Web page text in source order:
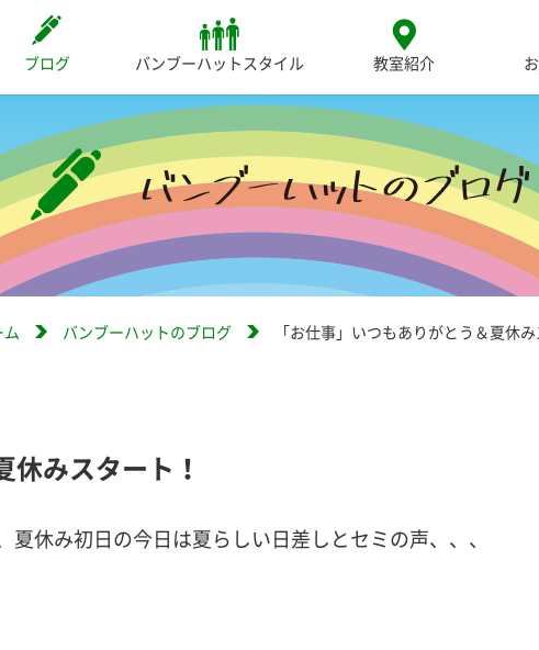
ブログ バンブーハットスタイル 教室紹介
ム バンブーハットのブログ 「お仕事」いつもありがとう＆夏休み
休みスタート！
休み初日の今日は夏らしい日差しとセミの声、、、